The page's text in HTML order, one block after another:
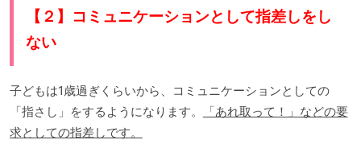
【２】コミュニケーションとして指差しをし
ない
子どもは1歳過ぎくらいから、コミュニケーションとしての
「指さし」をするようになります。
「あれ取って！」などの要
求としての指差しです。